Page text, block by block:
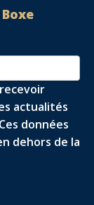
actualités
données
dehors de la